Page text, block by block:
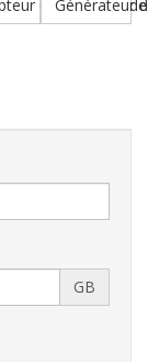
de nombres
Générateur
GB